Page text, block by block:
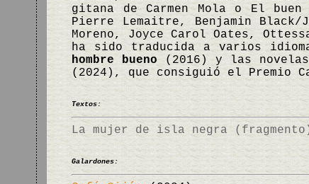
gitana de Carmen Mola o El
Pierre Lemaitre, Benjamin
Moreno, Joyce Carol Oates,
ha sido traducida a varios
hombre bueno(2016) y las
(2024), que consiguió el Premio
Textos:
La mujer de isla negra
Galardones: